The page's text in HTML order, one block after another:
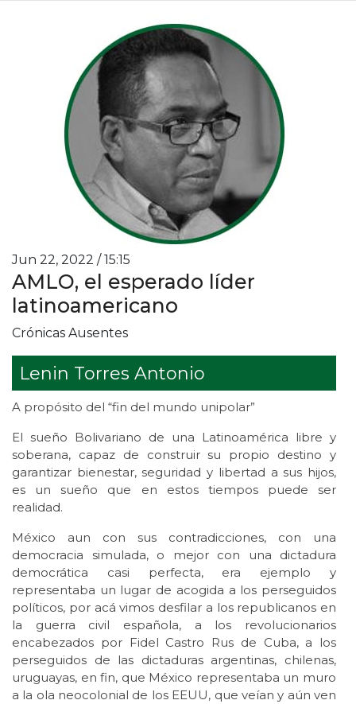
Jun 22, 2022 / 15:15
AMLO, el esperado líder
latinoamericano
Crónicas Ausentes
Lenin Torres Antonio
A propósito del “fin del mundo unipolar”
El sueño Bolivariano de una Latinoamérica libre y
soberana, capaz de construir su propio destino y
garantizar bienestar, seguridad y libertad a sus hijos,
es un sueño que en estos tiempos puede ser
realidad.
México aun con sus contradicciones, con una
democracia simulada, o mejor con una dictadura
democrática casi perfecta, era ejemplo y
representaba un lugar de acogida a los perseguidos
políticos, por acá vimos desfilar a los republicanos en
la guerra civil española, a los revolucionarios
encabezados por Fidel Castro Rus de Cuba, a los
perseguidos de las dictaduras argentinas, chilenas,
uruguayas, en fin, que México representaba un muro
a la ola neocolonial de los EEUU, que veían y aún ven